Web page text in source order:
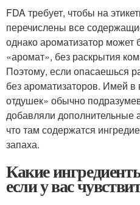
FDA требует, чтобы на
перечислены все
однако ароматизатор может
«аромат», без раскрытия
Поэтому, если опасаешься
без ароматизаторов. Имей в
отдушек» обычно
добавляли
что там содержатся
запаха.
Какие
если у вас